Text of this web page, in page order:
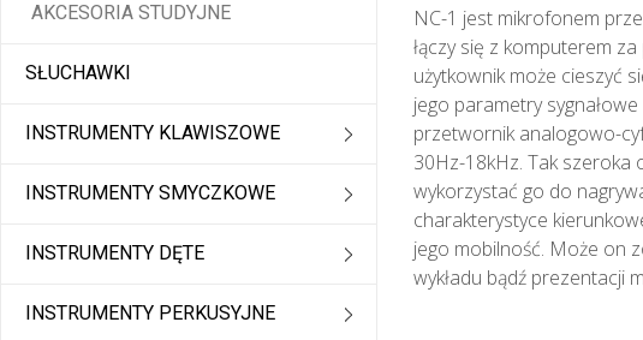
AKCESORIA STUDYJNE
SŁUCHAWKI
INSTRUMENTY KLAWISZOWE
INSTRUMENTY SMYCZKOWE
INSTRUMENTY DĘTE
INSTRUMENTY PERKUSYJNE
NC-1 jest mikrofonem
łączy się z komputerem
użytkownik może cieszyć
jego parametry
przetwornik analogowo-
30Hz-18kHz. Tak
wykorzystać go do
charakterystyce
jego mobilność. Może on
wykładu bądź prezentacji